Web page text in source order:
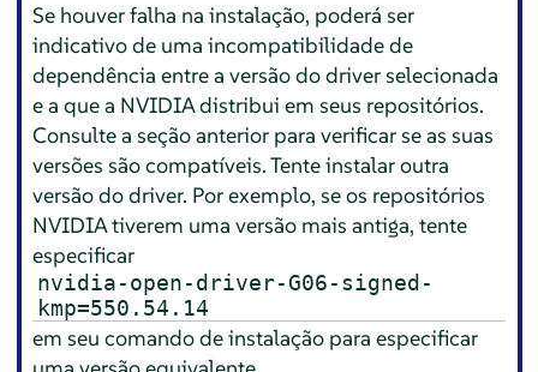
Se houver falha na instalação, poderá ser
indicativo de uma incompatibilidade de
dependência entre a versão do driver selecionada
e a que a NVIDIA distribui em seus repositórios.
Consulte a seção anterior para verificar se as suas
versões são compatíveis. Tente instalar outra
versão do driver. Por exemplo, se os repositórios
NVIDIA tiverem uma versão mais antiga, tente
especificar
nvidia-open-driver-G06-signed-
kmp=550.54.14
em seu comando de instalação para especificar